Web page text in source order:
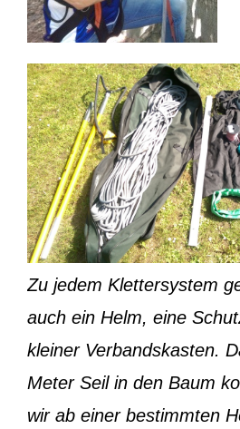
Zu jedem Klettersystem
auch ein Helm, eine
kleiner Verbandskasten.
Meter Seil in den Baum
wir ab einer bestimmten